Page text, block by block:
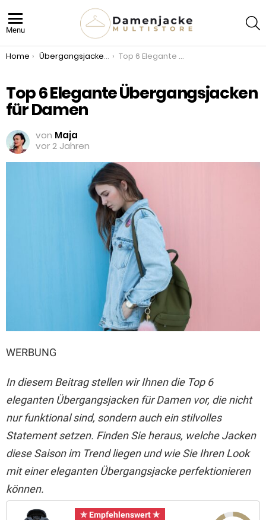
Menu
You are here:
Home Übergangsjacke Damen Top 6 Elegante Übergangsjacken für Damen
Top 6 Elegante Übergangsjacken
für Damen
von Maja
vor 2 Jahren
WERBUNG
In diesem Beitrag stellen wir Ihnen die Top 6
eleganten Übergangsjacken für Damen vor, die nicht
nur funktional sind, sondern auch ein stilvolles
Statement setzen. Finden Sie heraus, welche Jacken
diese Saison im Trend liegen und wie Sie Ihren Look
mit einer eleganten Übergangsjacke perfektionieren
können.
✯ Empfehlenswert ✯